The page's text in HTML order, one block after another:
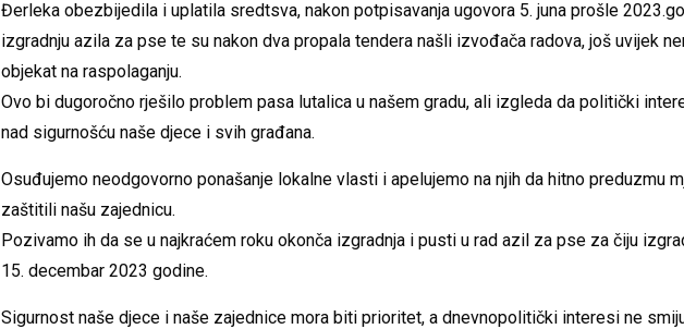
Đerleka obezbijedila i uplatila sredtsva, nakon potpisavanja ugovora 5. juna prošle
izgradnju azila za pse te su nakon dva propala tendera našli izvođača radova, još uvijek
objekat na raspolaganju.
Ovo bi dugoročno rješilo problem pasa lutalica u našem gradu, ali izgleda da politički
nad sigurnošću naše djece i svih građana.
Osuđujemo neodgovorno ponašanje lokalne vlasti i apelujemo na njih da hitno preduzmu
zaštitili našu zajednicu.
Pozivamo ih da se u najkraćem roku okonča izgradnja i pusti u rad azil za pse za čiju
15. decembar 2023 godine.
Sigurnost naše djece i naše zajednice mora biti prioritet, a dnevnopolitički interesi ne